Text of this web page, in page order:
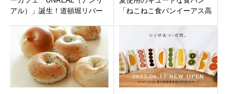
アル）」誕生！道頓堀リバー
「ねこねこ食パンイーアス高